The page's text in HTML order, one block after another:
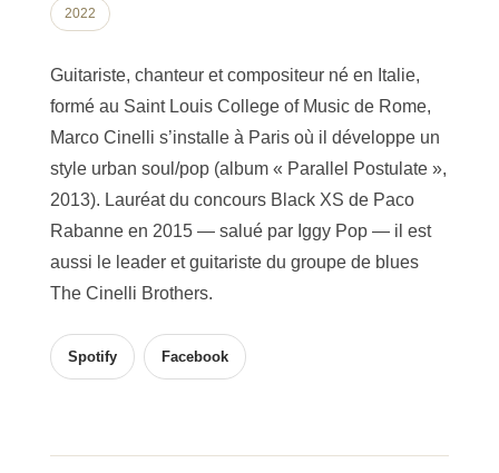
2022
Guitariste, chanteur et compositeur né en Italie,
formé au Saint Louis College of Music de Rome,
Marco Cinelli s’installe à Paris où il développe un
style urban soul/pop (album « Parallel Postulate »,
2013). Lauréat du concours Black XS de Paco
Rabanne en 2015 — salué par Iggy Pop — il est
aussi le leader et guitariste du groupe de blues
The Cinelli Brothers.
Spotify Facebook